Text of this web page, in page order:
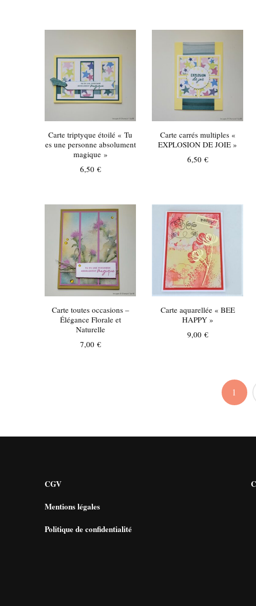
Carte triptyque étoilé « Tu
es une personne absolument
magique »
6,50 €
Carte carrés multiples «
EXPLOSION DE JOIE »
6,50 €
Carte toutes occasions –
Élégance Florale et
Naturelle
7,00 €
Carte aquarellée « BEE
HAPPY »
9,00 €
1
CGV
Mentions légales
Politique de confidentialité